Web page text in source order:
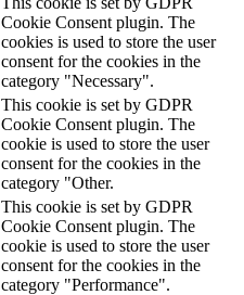
Cookie Consent plugin. The
cookies is used to store the user
consent for the cookies in the
category "Necessary".
This cookie is set by GDPR
Cookie Consent plugin. The
cookie is used to store the user
consent for the cookies in the
category "Other.
This cookie is set by GDPR
Cookie Consent plugin. The
cookie is used to store the user
consent for the cookies in the
category "Performance".